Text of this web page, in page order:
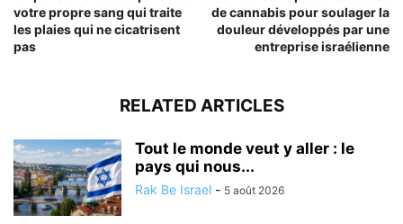
votre propre sang qui traite
les plaies qui ne cicatrisent
pas
de cannabis pour soulager la
douleur développés par une
entreprise israélienne
RELATED ARTICLES
Tout le monde veut y aller : le
pays qui nous...
Rak Be Israel - 5 août 2026